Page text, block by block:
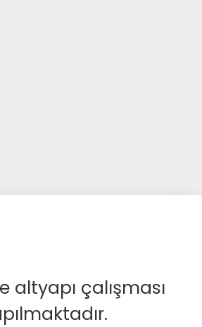
altyapı çalışması